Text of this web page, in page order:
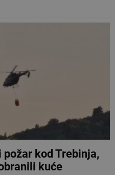
kod Trebinja,
kuće